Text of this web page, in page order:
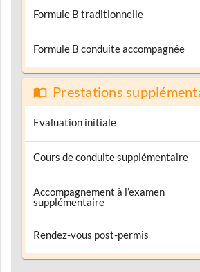
Formule B traditionnelle
Formule B conduite accompagnée
Prestations
Evaluation initiale
Cours de conduite supplémentaire
Accompagnement à l’examen
supplémentaire
Rendez-vous post-permis